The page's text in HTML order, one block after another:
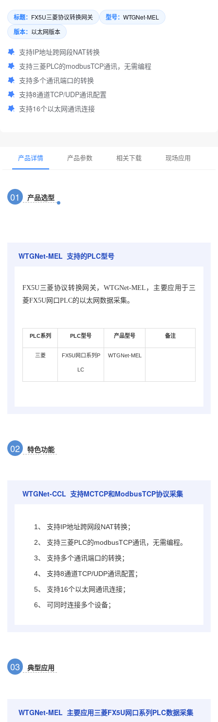
标题： FX5U三菱协议转换网关 型号： WTGNet-MEL
版本： 以太网版本
支持IP地址跨网段NAT转换
支持三菱PLC的modbusTCP通讯，无需编程
支持多个通讯端口的转换
支持8通道TCP/UDP通讯配置
支持16个以太网通讯连接
产品详情 产品参数 相关下载 现场应用
01 产品选型
WTGNet-MEL 支持的PLC型号
FX5U三菱协议转换网关 ，WTGNet-MEL，主要应用于三
菱FX5U 网口PLC的以太网数据采集。
PLC系列 PLC型号 产品型号 备注
三菱 FX5U网口系列P
LC
WTGNet-MEL
02 特色功能
WTGNet-CCL 支持MCTCP和ModbusTCP协议采集
1、 支持IP地址跨网段NAT转换；
2、 支持三菱PLC的modbusTCP通讯，无需编程。
3、 支持多个通讯端口的转换；
4、 支持8通道TCP/UDP通讯配置；
5、 支持16个以太网通讯连接；
6、 可同时连接多个设备；
03 典型应用
WTGNet-MEL 主要应用三菱FX5U网口系列PLC数据采集